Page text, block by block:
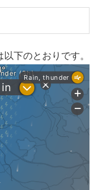
下のとおりです。